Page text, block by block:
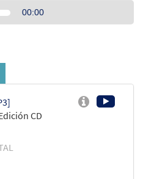
Audio00:00
CD